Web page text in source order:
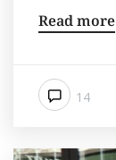
Read more
14